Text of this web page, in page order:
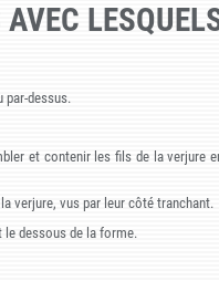
par-dessus.
et contenir les fils de la verjure
verjure, vus par leur côté tranchant.
dessous de la forme.